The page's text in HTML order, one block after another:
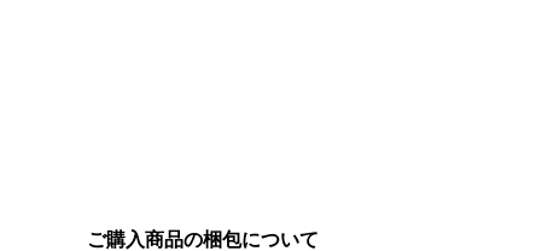
ご購入商品の梱包について